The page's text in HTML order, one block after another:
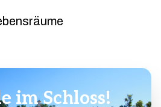
im Schloss!